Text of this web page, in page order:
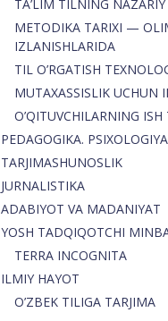
TA’LIM TILNING NAZARIY
METODIKA TARIXI —
IZLANISHLARIDA
TIL O’RGATISH
MUTAXASSISLIK UCHUN
O’QITUVCHILARNING ISH
PEDAGOGIKA. PSIXOLOGIYA
TARJIMASHUNOSLIK
JURNALISTIKA
ADABIYOT VA MADANIYAT
YOSH TADQIQOTCHI
TERRA INCOGNITA
ILMIY HAYOT
O’ZBEK TILIGA TARJIMA